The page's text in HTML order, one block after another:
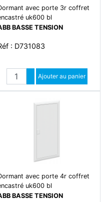
avec porte 3r coffret
uk600 bl
BASSE TENSION
: D731083
Quantité
Augmenter quantité
Diminuer quantité
Ajouter au panier
avec porte 4r coffret
uk600 bl
BASSE TENSION